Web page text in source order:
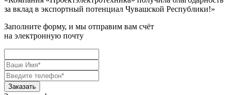
за вклад в экспортный потенциал Чувашской Республики!»
Заполните форму, и мы отправим вам счёт
на электронную почту